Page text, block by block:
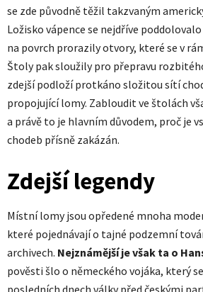
se zde původně těžil takzvaným
Ložisko vápence se nejdříve
na povrch prorazily otvory, které se v
Štoly pak sloužily pro přepravu
zdejší podloží protkáno složitou sítí
propojující lomy. Zabloudit ve štolách
a právě to je hlavním důvodem, proč je
chodeb přísně zakázán.
Zdejší legendy
Místní lomy jsou opředené mnoha
které pojednávají o tajné podzemní
archivech. Nejznámější je však ta o
pověsti šlo o německého vojáka, který
posledních dnech války před českými